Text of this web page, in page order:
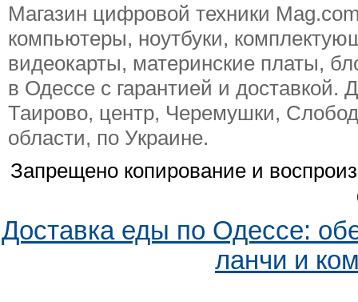
Магазин цифровой техники
компьютеры, ноутбуки,
видеокарты, материнские платы,
в Одессе с гарантией и доставкой.
Таирово, центр, Черемушки,
области, по Украине.
Запрещено копирование и
Доставка еды по Одессе:
ланчи и